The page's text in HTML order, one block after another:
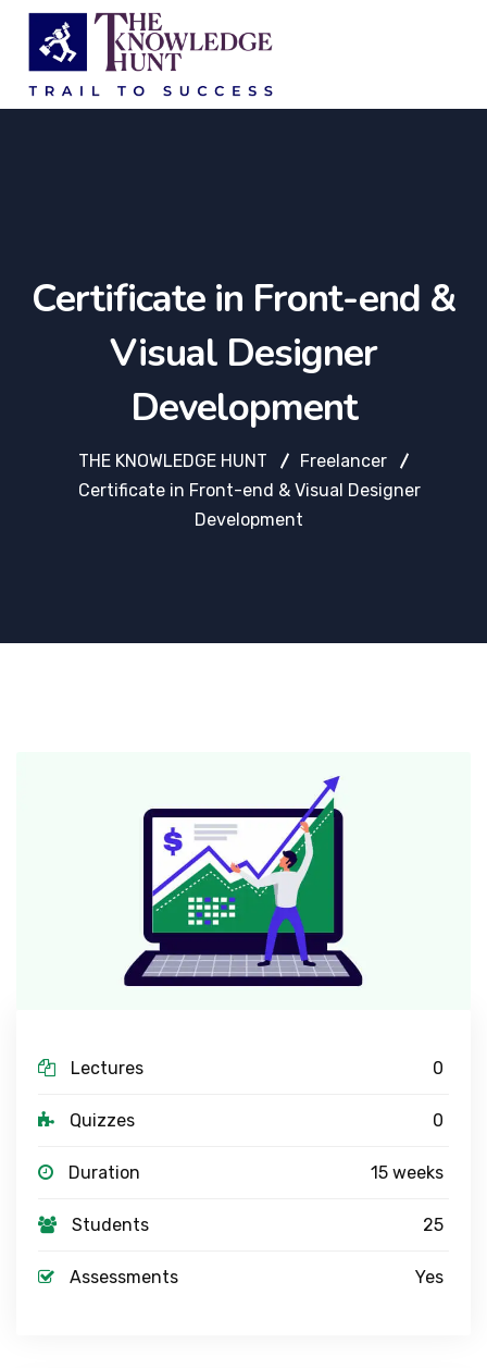
Certificate in Front-end &
Visual Designer
Development
THE KNOWLEDGE HUNT
Freelancer
Certificate in Front-end & Visual Designer
Development
Lectures 0
Quizzes 0
Duration 15 weeks
Students 25
Assessments Yes